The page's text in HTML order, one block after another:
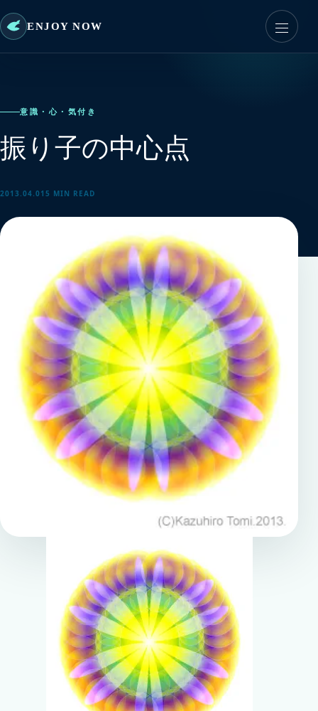
ENJOY NOW
意識・心・気付き
振り子の中心点
2013.04.01 5 MIN READ